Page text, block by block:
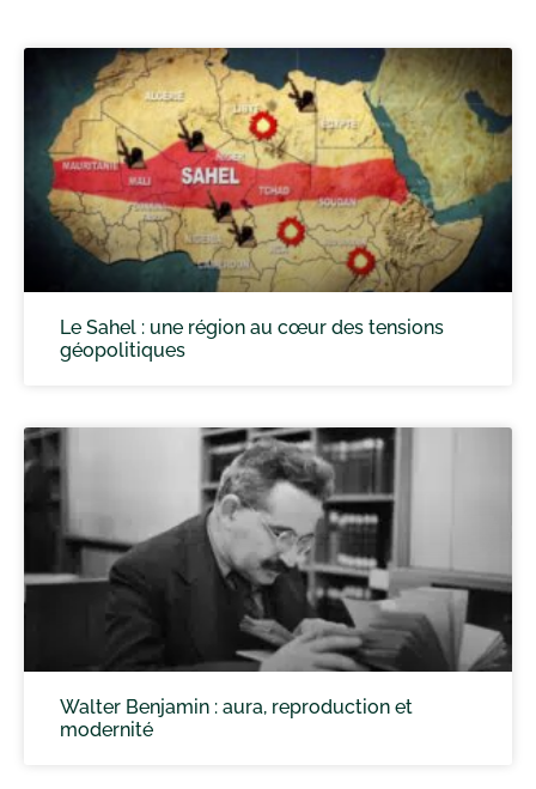
Le Sahel : une région au cœur des tensions
géopolitiques
Walter Benjamin : aura, reproduction et
modernité